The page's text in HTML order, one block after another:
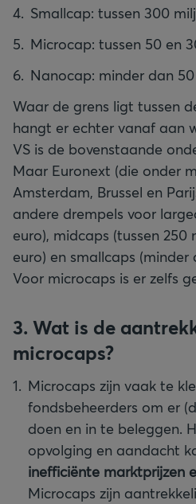
Smallcap: tussen 300
Microcap: tussen 50 en
Nanocap: minder dan
Waar de grens ligt tussen
hangt er echter vanaf aan
VS is de bovenstaande
Maar Euronext (die onder
Amsterdam, Brussel en
andere drempels voor
euro), midcaps (tussen 250
euro) en smallcaps (minder
Voor microcaps is er zelfs
3. Wat is de
microcaps?
Microcaps zijn vaak te
fondsbeheerders om er
doen en in te beleggen.
opvolging en aandacht
inefficiënte marktprijzen
Microcaps zijn